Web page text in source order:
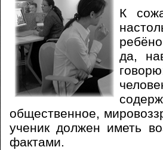
К
да,
общественное,
ученик должен иметь
фактами.